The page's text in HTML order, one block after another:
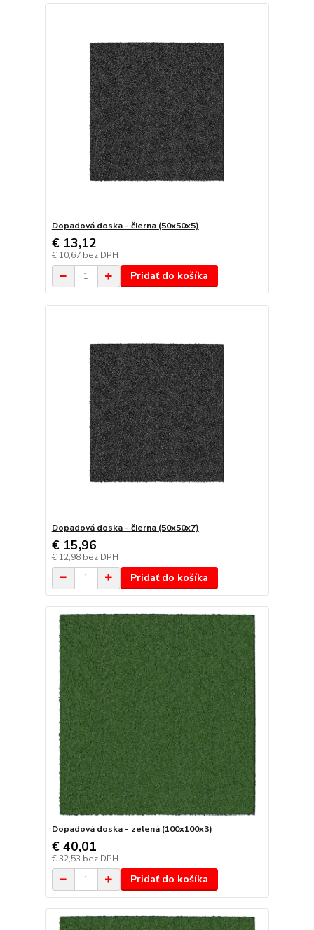
Dopadová doska - čierna (50x50x5)
€ 13,12
€ 10,67 bez DPH
Pridať do košíka
Dopadová doska - čierna (50x50x7)
€ 15,96
€ 12,98 bez DPH
Pridať do košíka
Dopadová doska - zelená (100x100x3)
€ 40,01
€ 32,53 bez DPH
Pridať do košíka